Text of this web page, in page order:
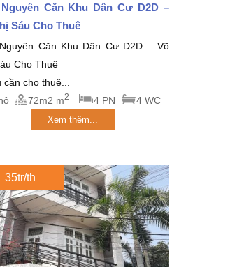
Căn Khu Dân Cư D2D –
Sáu Cho Thuê
Căn Khu Dân Cư D2D – Võ
Cho Thuê
cần cho thuê...
72m2 m2 4 PN 4 WC
Xem thêm...
35tr/th